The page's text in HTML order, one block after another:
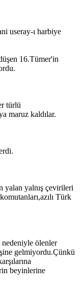
useray-ı harbiye
16.Tümer'in
türlü
maruz kaldılar.
yalan yalnış çevirileri
Türk
ölenler
gelmiyordu.Çünkü
beyinlerine